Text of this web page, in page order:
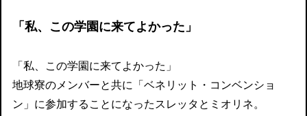
「私、この学園に来てよかった」
「私、この学園に来てよかった」
地球寮のメンバーと共に「ベネリット・コンベンショ
ン」に参加することになったスレッタとミオリネ。